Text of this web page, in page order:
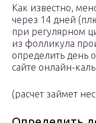
Как известно,
через 14 дней
при регулярном
из фолликула
определить день
сайте онлайн-
(расчет займет